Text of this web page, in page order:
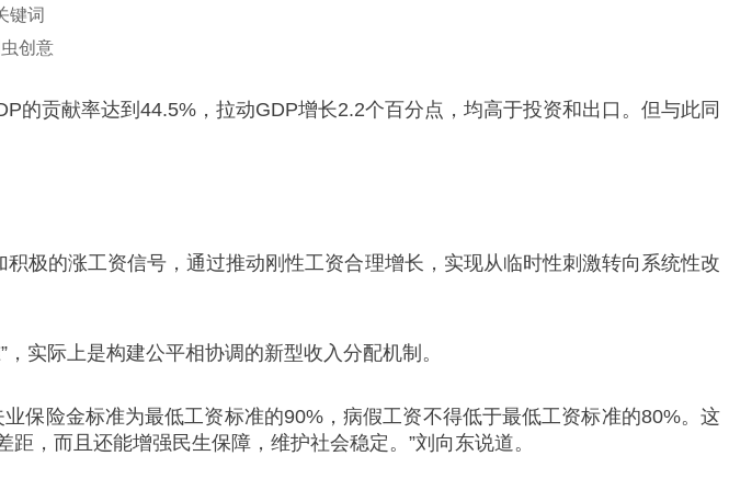
创意
贡献率达到44.5%，拉动GDP增长2.2个百分点，均高于投资和出口。但与此同
极的涨工资信号，通过推动刚性工资合理增长，实现从临时性刺激转向‌系统性改
实际上是构建公平相协调的新型收入分配机制。
保险金标准为最低工资标准的90%，病假工资不得低于最低工资标准的80%。这
，而且还能增强民生保障，维护社会稳定。”刘向东说道。